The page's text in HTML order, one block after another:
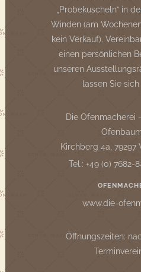
„Probekuscheln“ in
Winden (am
kein Verkauf).
einen persönlichen
unseren
lassen Sie
Die Ofenmacherei
Kirchberg 4a, 79297
Tel.: +49 (0) 7682-
www.die-
Öffnungszeiten: